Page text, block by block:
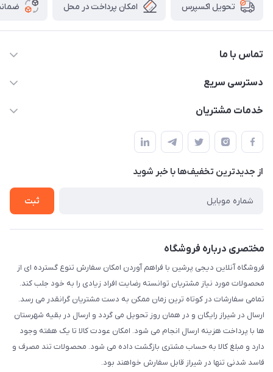
تحویل اکسپرس امکان پرداخت در محل
تماس با ما
09172138137
دسترسی سریع
حساب کاربری
لیست محصولات
درباره ما
خدمات مشتریان
قوانین و مقررات
حریم خصوصی
راهنما
از جدید‌ترین تخفیف‌ها با‌ خبر شوید
ثبت
مختصری درباره فروشگاه
فروشگاه آنلاین دیجی پرشین با فراهم آوردن امکان سفارش تنوع گسترده ای از
محصولات مورد نیاز مشتریان توانسته رضایت افراد زیادی را به خود جلب کند.
تمامی سفارشات در کوتاه ترین زمان ممکن به دست مشتریان گرانقدر می رسد.
ارسال در شیراز رایگان و در همان روز تحویل می گردد و ارسال در بقیه شهرستان
ها با پرداخت هزینه ارسال انجام می شود. امکان عودت کالا تا یک هفته وجود
دارد و مبلغ کالا به حساب مشتری بازگشت داده می شود. محصولات تند مصرف و
فاسد شدنی تنها در شیراز قابل سفارش خواهند بود.